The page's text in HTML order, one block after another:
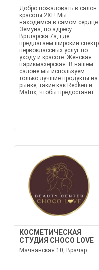
Добро пожаловать в салон
красоты 2XL! Мы
находимся в самом сердце
Земуна, по адресу
Вртларска 7a, где
предлагаем широкий спектр
первоклассных услуг по
уходу и красоте. Женская
парикмахерская: В нашем
салоне мы используем
только лучшие продукты на
рынке, такие как Redken и
Matrix, чтобы предоставит...
КОСМЕТИЧЕСКАЯ
СТУДИЯ CHOCO LOVE
Мачванская 10, Врачар